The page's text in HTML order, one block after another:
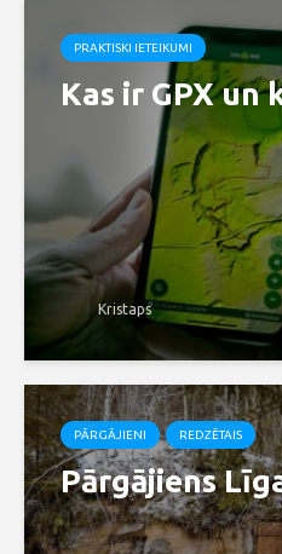
PRAKTISKI IETEIKUMI
Kas ir GPX un
Kristaps
PĀRGĀJIENI REDZĒTAIS
Pārgājiens